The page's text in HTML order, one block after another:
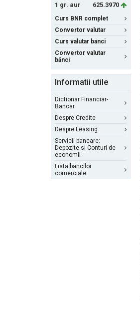
1 gr. aur
625.3970
Curs BNR complet
Convertor valutar
Curs valutar banci
Convertor valutar
bănci
Informatii utile
Dictionar Financiar-
Bancar
Despre Credite
Despre Leasing
Servicii bancare:
Depozite si Conturi de
economii
Lista bancilor
comerciale